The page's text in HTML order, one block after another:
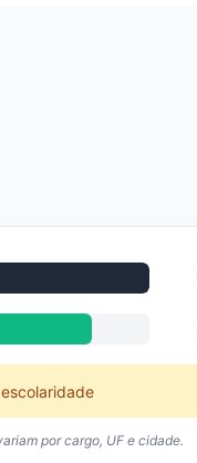
por cargo, UF e cidade.